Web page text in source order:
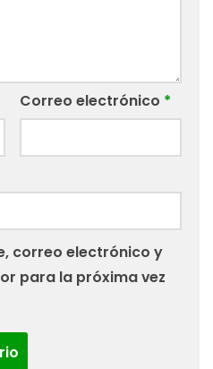
Correo electrónico *
correo electrónico y
para la próxima vez